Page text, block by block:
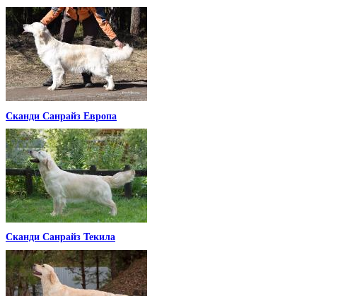
Сканди Санрайз Европа
Сканди Санрайз Текила